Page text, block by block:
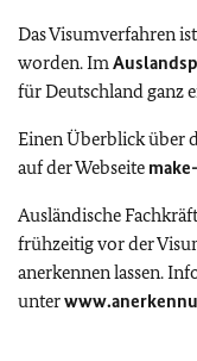
Das Visumverfahren
worden. Im
für Deutschland ganz
Einen Überblick über
auf der Webseite
Ausländische
frühzeitig vor der
anerkennen lassen.
unter